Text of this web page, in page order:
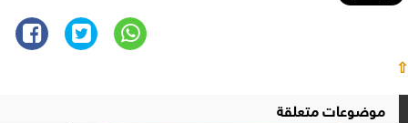
⇧
موضوعات متعلقة